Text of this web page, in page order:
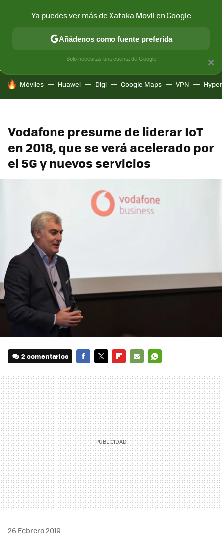
CONECTIVIDAD MÓVIL Y SOCIEDAD APLICACIONES
HOY SE HABLA DE
Móviles Huawei Digi Google Maps VPN
Vodafone presume de liderar IoT
en 2018, que se verá acelerado por
el 5G y nuevos servicios
2 comentarios
MAIL
26 Febrero 2019
×
Ya puedes ver más de Xataka Movil en Google
Añádenos como fuente preferida
Solo necesitas una cuenta de Google